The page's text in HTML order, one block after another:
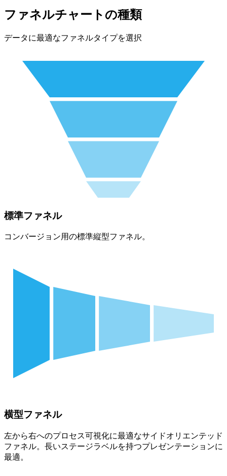
ファネルチャートの種類
データに最適なファネルタイプを選択
標準ファネル
コンバージョン用の標準縦型ファネル。
横型ファネル
左から右へのプロセス可視化に最適なサイドオリエンテッド
ファネル。長いステージラベルを持つプレゼンテーションに
最適。